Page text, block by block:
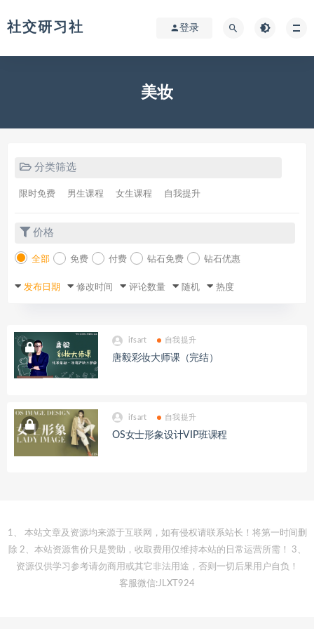
社交研习社 登录
美妆
分类筛选
限时免费 男生课程 女生课程 自我提升
价格
全部 免费 付费 钻石免费 钻石优惠
发布日期 修改时间 评论数量 随机 热度
ifsart 自我提升
唐毅彩妆大师课（完结）
ifsart 自我提升
OS女士形象设计VIP班课程
1、 本站文章及资源均来源于互联网，如有侵权请联系站长！将第一时间删
除 2、本站资源售价只是赞助，收取费用仅维持本站的日常运营所需！ 3、
资源仅供学习参考请勿商用或其它非法用途，否则一切后果用户自负！
客服微信:JLXT924